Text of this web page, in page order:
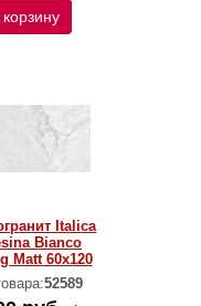
Italica
Bianco
Matt 60x120
52589